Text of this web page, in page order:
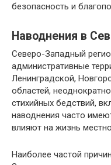
безопасность и
Наводнения в
Северо-Западный
административные
Ленинградской,
областей,
стихийных бедствий,
наводнения часто
влияют на жизнь
Наиболее частой